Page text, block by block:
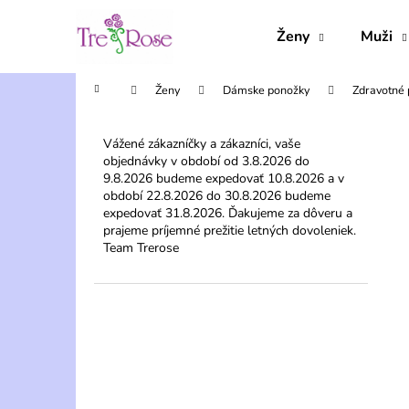
Ženy Muži
Domov Ženy Dámske ponožky Zdravotné
Vážené zákazníčky a zákazníci, vaše
objednávky v období od 3.8.2026 do
9.8.2026 budeme expedovať 10.8.2026 a v
období 22.8.2026 do 30.8.2026 budeme
expedovať 31.8.2026. Ďakujeme za dôveru a
prajeme príjemné prežitie letných dovoleniek.
Team Trerose
Späť
do
Späť
do